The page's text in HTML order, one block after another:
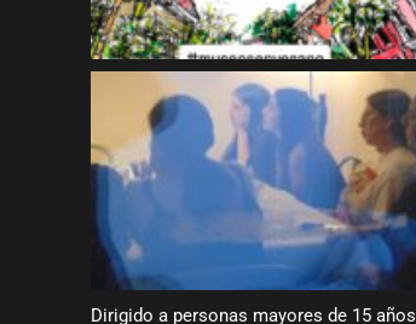
Dirigido a personas mayores de 15 años